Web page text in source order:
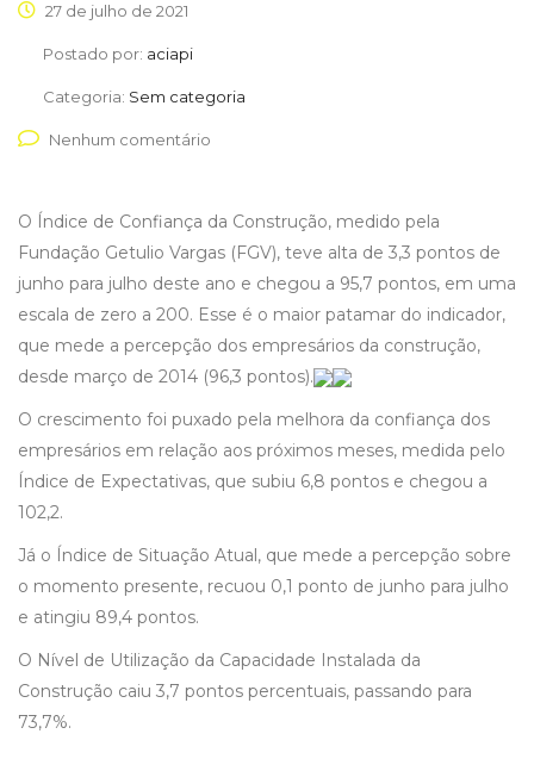
27 de julho de 2021
Postado por: aciapi
Categoria: Sem categoria
Nenhum comentário
O Índice de Confiança da Construção, medido pela
Fundação Getulio Vargas (FGV), teve alta de 3,3 pontos de
junho para julho deste ano e chegou a 95,7 pontos, em uma
escala de zero a 200. Esse é o maior patamar do indicador,
que mede a percepção dos empresários da construção,
desde março de 2014 (96,3 pontos).
O crescimento foi puxado pela melhora da confiança dos
empresários em relação aos próximos meses, medida pelo
Índice de Expectativas, que subiu 6,8 pontos e chegou a
102,2.
Já o Índice de Situação Atual, que mede a percepção sobre
o momento presente, recuou 0,1 ponto de junho para julho
e atingiu 89,4 pontos.
O Nível de Utilização da Capacidade Instalada da
Construção caiu 3,7 pontos percentuais, passando para
73,7%.